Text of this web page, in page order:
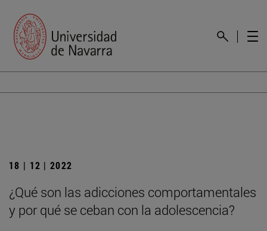
18 | 12 | 2022
¿Qué son las adicciones comportamentales
y por qué se ceban con la adolescencia?